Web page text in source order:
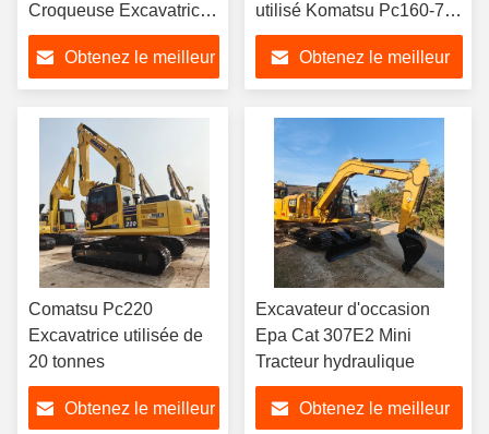
Croqueuse Excavatrice
utilisée 14t
Obtenez le meilleur
utilisé Komatsu Pc160-7
machine d'excavation
d'occasion
Obtenez le meilleur
Comatsu Pc220
Excavatrice utilisée de
20 tonnes
Obtenez le meilleur
Excavateur d'occasion
Epa Cat 307E2 Mini
Tracteur hydraulique
Obtenez le meilleur